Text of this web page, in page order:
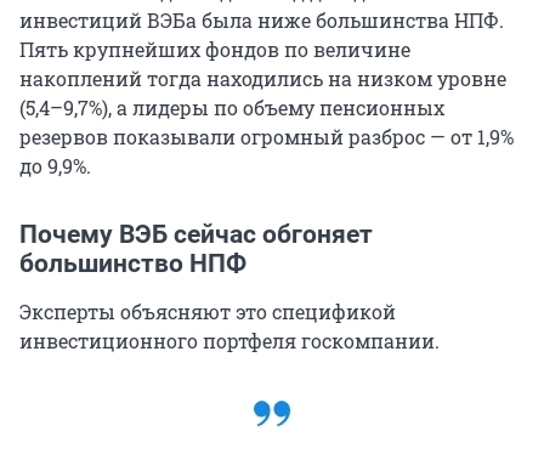
инвестиций ВЭБа была ниже большинства НПФ.
Пять крупнейших фондов по величине
накоплений тогда находились на низком уровне
(5,4–9,7%), а лидеры по объему пенсионных
резервов показывали огромный разброс — от 1,9%
до 9,9%.
Почему ВЭБ сейчас обгоняет
большинство НПФ
Эксперты объясняют это спецификой
инвестиционного портфеля госкомпании.